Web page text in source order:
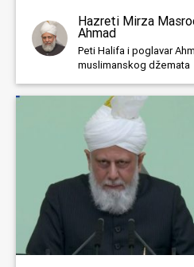
Hazreti Mirza
Ahmad
Peti Halifa i poglavar
muslimanskog džemata